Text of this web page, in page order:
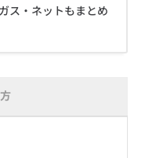
ス・ネットもまとめ